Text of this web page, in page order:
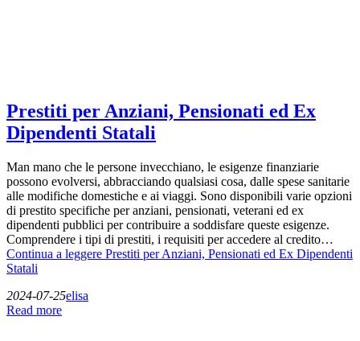
Prestiti per Anziani, Pensionati ed Ex
Dipendenti Statali
Man mano che le persone invecchiano, le esigenze finanziarie
possono evolversi, abbracciando qualsiasi cosa, dalle spese sanitarie
alle modifiche domestiche e ai viaggi. Sono disponibili varie opzioni
di prestito specifiche per anziani, pensionati, veterani ed ex
dipendenti pubblici per contribuire a soddisfare queste esigenze.
Comprendere i tipi di prestiti, i requisiti per accedere al credito…
Continua a leggere Prestiti per Anziani, Pensionati ed Ex Dipendenti
Statali
2024-07-25elisa
Read more